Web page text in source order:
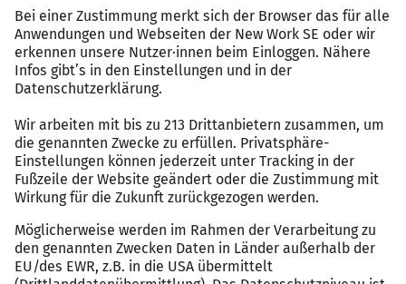
Kostenübernahme von (Aufstiegs-) Fortbildungen
mit zeitlicher Freistellung während der
Arbeitszeit; REIF GRUPPE AKADEMIE mit jährlich
konzipiertem Weiterbildungsprogramm, digitaler
Lernplattform für flexibles,
eigenverantwortliches Lernen und
zielgruppenspezifischen
Entwicklungsprogrammen
Werte & Zusammenarbeit| z.B. bodenständige
Unternehmenskultur; gemeinschaftliche
Zusammenarbeit; kurze Entscheidungswege;
interdisziplinärer Wissenstransfer durch